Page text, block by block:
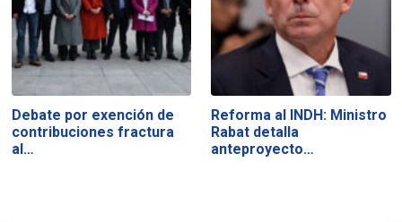
Debate por exención de
contribuciones fractura
al…
Reforma al INDH: Ministro
Rabat detalla
anteproyecto…